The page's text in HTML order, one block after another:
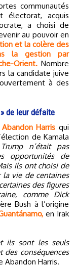
communautés
électorat, acquis
a choisi de
au pouvoir en
et la colère des
la gestion par
Orient.Nombre
la candidate juive
à des
de leur défaite
Harris qui
de Kamala
n’était pas
opportunités de
ils ont choisi de
la vie de centaines
des figures
comme Dick
Bush à l’origine
en Irak
ils sont les seuls
des conséquences
Abandon Harris.